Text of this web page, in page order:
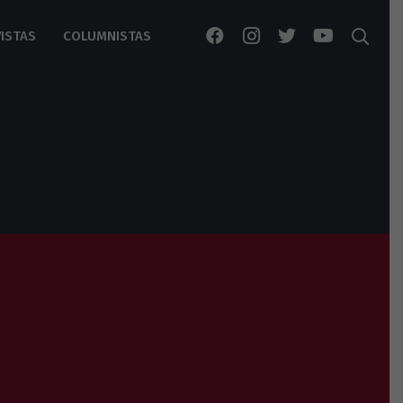
COLUMNISTAS